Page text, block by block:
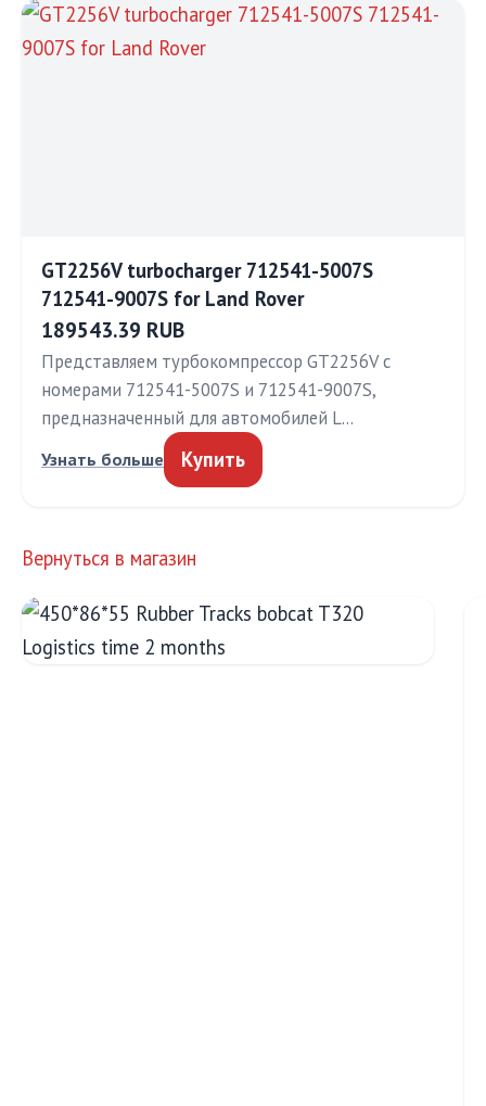
GT2256V turbocharger 712541-5007S
712541-9007S for Land Rover
189543.39 RUB
Представляем турбокомпрессор GT2256V с
номерами 712541-5007S и 712541-9007S,
предназначенный для автомобилей L…
Узнать больше Купить
Вернуться в магазин